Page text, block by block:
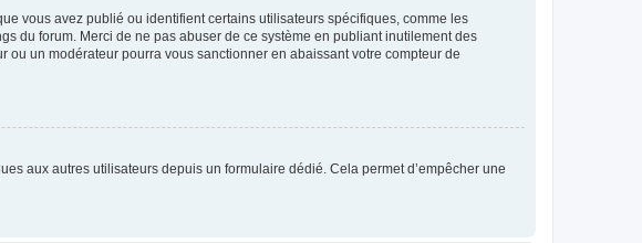
vous avez publié ou identifient certains utilisateurs spécifiques, comme les
du forum. Merci de ne pas abuser de ce système en publiant inutilement des
un modérateur pourra vous sanctionner en abaissant votre compteur de
aux autres utilisateurs depuis un formulaire dédié. Cela permet d’empêcher une